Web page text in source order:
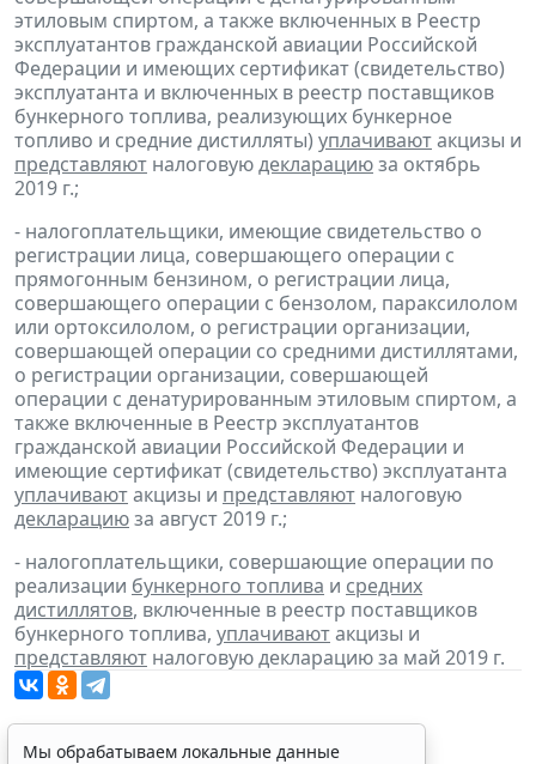
этиловым спиртом, а также включенных в Реестр
эксплуатантов гражданской авиации Российской
Федерации и имеющих сертификат (свидетельство)
эксплуатанта и включенных в реестр поставщиков
бункерного топлива, реализующих бункерное
топливо и средние дистилляты) уплачиваютакцизы и
представляют налоговуюдекларациюза октябрь
2019 г.;
- налогоплательщики, имеющие свидетельство о
регистрации лица, совершающего операции с
прямогонным бензином, о регистрации лица,
совершающего операции с бензолом, параксилолом
или ортоксилолом, о регистрации организации,
совершающей операции со средними дистиллятами,
о регистрации организации, совершающей
операции с денатурированным этиловым спиртом, а
также включенные в Реестр эксплуатантов
гражданской авиации Российской Федерации и
имеющие сертификат (свидетельство) эксплуатанта
уплачиваютакцизы и представляют налоговую
декларациюза август 2019 г.;
- налогоплательщики, совершающие операции по
реализации бункерного топлива и средних
дистиллятов, включенные в реестр поставщиков
бункерного топлива, уплачиваютакцизы и
представляют налоговую декларацию за май 2019 г.
Мы обрабатываем локальные данные